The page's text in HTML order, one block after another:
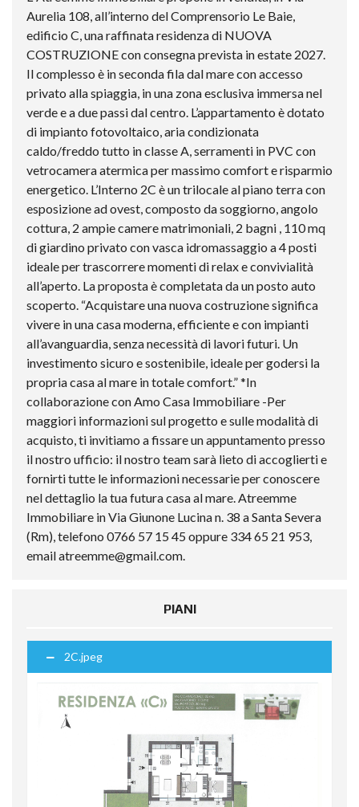
Aurelia 108, all’interno del Comprensorio Le Baie,
edificio C, una raffinata residenza di NUOVA
COSTRUZIONE con consegna prevista in estate 2027.
Il complesso è in seconda fila dal mare con accesso
privato alla spiaggia, in una zona esclusiva immersa nel
verde e a due passi dal centro. L’appartamento è dotato
di impianto fotovoltaico, aria condizionata
caldo/freddo tutto in classe A, serramenti in PVC con
vetrocamera atermica per massimo comfort e risparmio
energetico. L’Interno 2C è un trilocale al piano terra con
esposizione ad ovest, composto da soggiorno, angolo
cottura, 2 ampie camere matrimoniali, 2 bagni , 110 mq
di giardino privato con vasca idromassaggio a 4 posti
ideale per trascorrere momenti di relax e convivialità
all’aperto. La proposta è completata da un posto auto
scoperto. “Acquistare una nuova costruzione significa
vivere in una casa moderna, efficiente e con impianti
all’avanguardia, senza necessità di lavori futuri. Un
investimento sicuro e sostenibile, ideale per godersi la
propria casa al mare in totale comfort.” *In
collaborazione con Amo Casa Immobiliare -Per
maggiori informazioni sul progetto e sulle modalità di
acquisto, ti invitiamo a fissare un appuntamento presso
il nostro ufficio: il nostro team sarà lieto di accoglierti e
fornirti tutte le informazioni necessarie per conoscere
nel dettaglio la tua futura casa al mare. Atreemme
Immobiliare in Via Giunone Lucina n. 38 a Santa Severa
(Rm), telefono 0766 57 15 45 oppure 334 65 21 953,
emailatreemme@gmail.com.
PIANI
2C.jpeg